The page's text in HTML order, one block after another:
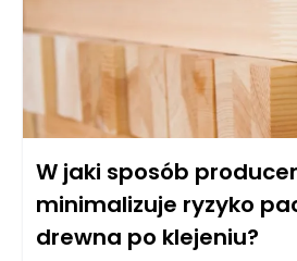
W jaki sposób
minimalizuje ryzyko
drewna po klejeniu?